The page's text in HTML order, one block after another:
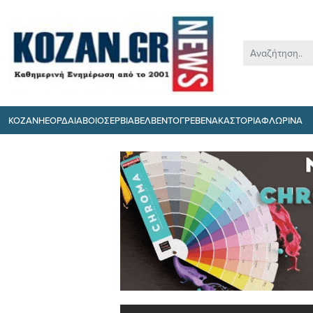
ΚΟΖΑΝΗΕΟΡΔΑΙΑΒΟΙΟΣΕΡΒΙΑΒΕΛΒΕΝΤΟΓΡΕΒΕΝΑΚΑΣΤΟΡΙΑΦΛΩΡΙΝΑ